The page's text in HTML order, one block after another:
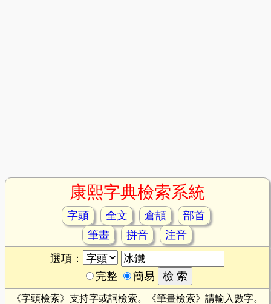
康熙字典檢索系統
字頭 全文 倉頡
部首
筆畫
拼音
注音
選項：
完整
簡易
《字頭檢索》支持字或詞檢索。《筆畫檢索》請輸入數字。